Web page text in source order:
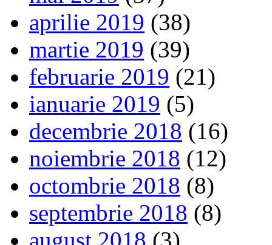
aprilie 2019 (38)
martie 2019 (39)
februarie 2019 (21)
ianuarie 2019 (5)
decembrie 2018 (16)
noiembrie 2018 (12)
octombrie 2018 (8)
septembrie 2018 (8)
august 2018 (3)